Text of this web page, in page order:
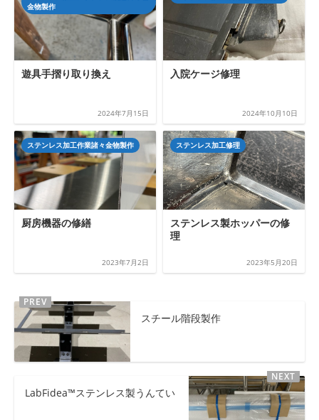
金物製作
遊具手摺り取り換え
2024年7月15日
入院ケージ修理
2024年10月10日
ステンレス加工作業諸々金物製作
厨房機器の修繕
2023年7月2日
ステンレス加工修理
ステンレス製ホッパーの修
理
2023年5月20日
スチール階段製作
LabFidea™ステンレス製うんてい